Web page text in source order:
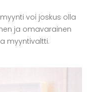
voi joskus olla
ja omavarainen
myyntivaltti.